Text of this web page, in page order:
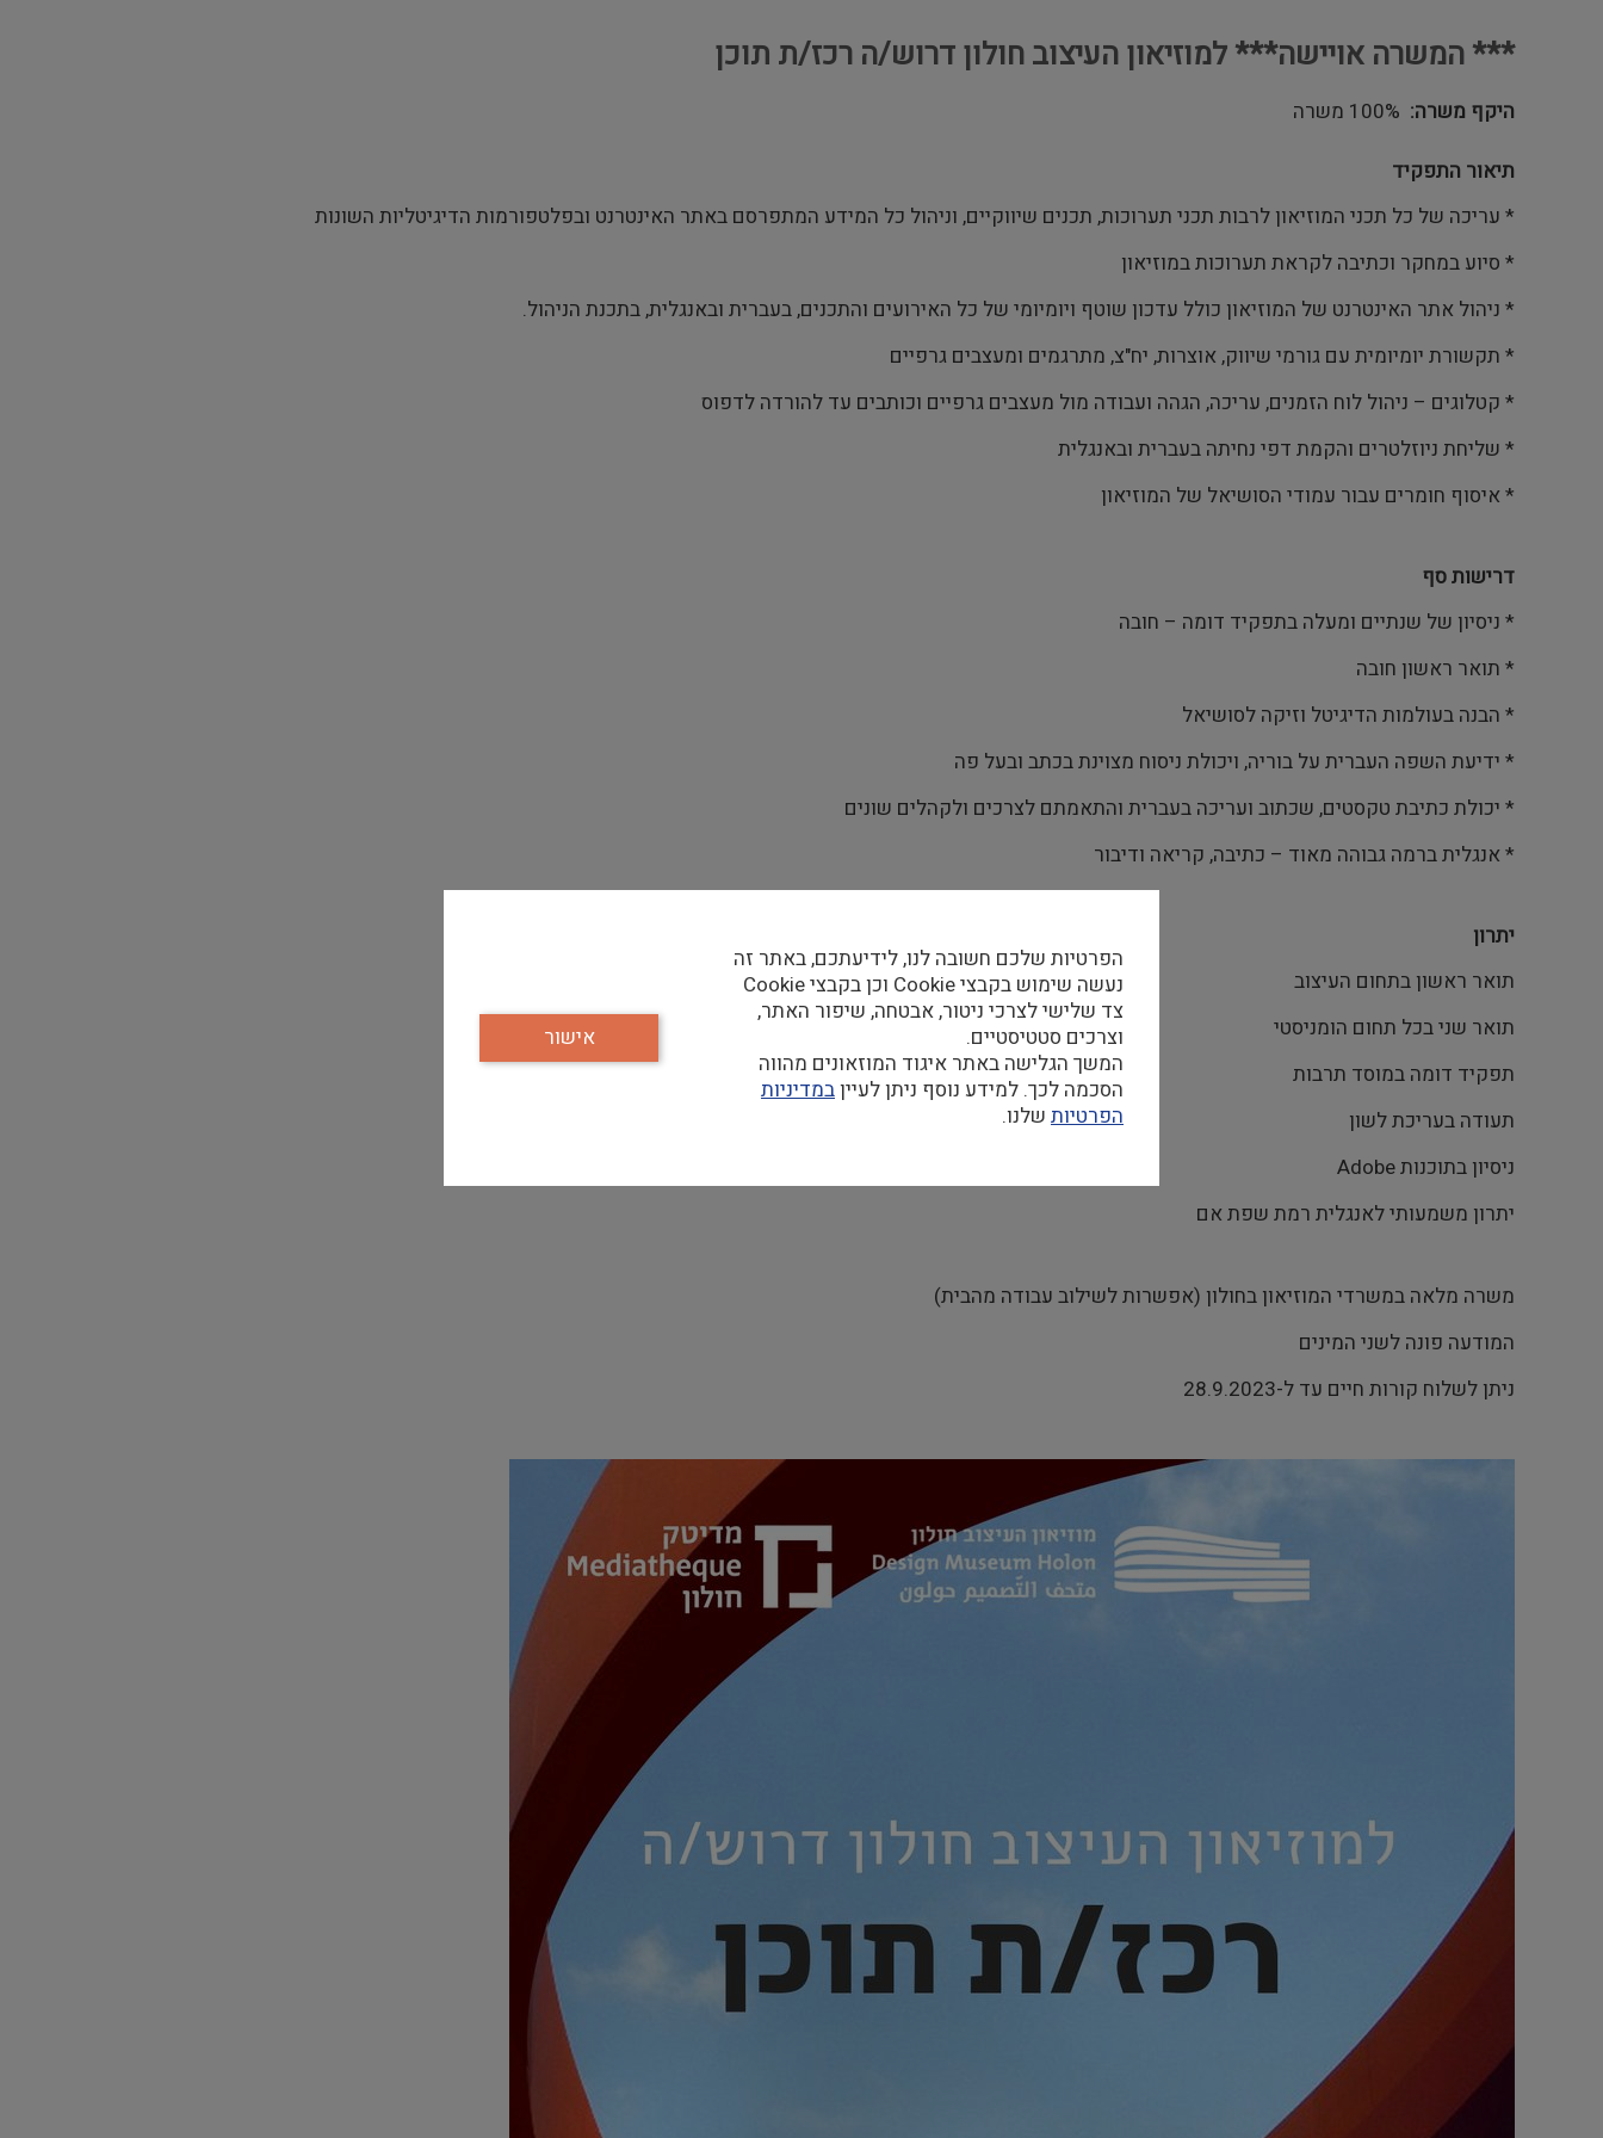
*** המשרה אויישה*** למוזיאון העיצוב חולון דרוש/ה רכז/ת תוכן
היקף משרה 100% משרה
תיאור התפקיד
* עריכה של כל תכני המוזיאון לרבות תכני תערוכות, תכנים שיווקיים, וניהול כל המידע המתפרסם באתר האינטרנט ובפלטפורמות הדיגיטליות השונות
* סיוע במחקר וכתיבה לקראת תערוכות במוזיאון
* ניהול אתר האינטרנט של המוזיאון כולל עדכון שוטף ויומיומי של כל האירועים והתכנים, בעברית ובאנגלית, בתכנת הניהול.
* תקשורת יומיומית עם גורמי שיווק, אוצרות, יח"צ, מתרגמים ומעצבים גרפיים
* קטלוגים – ניהול לוח הזמנים, עריכה, הגהה ועבודה מול מעצבים גרפיים וכותבים עד להורדה לדפוס
* שליחת ניוזלטרים והקמת דפי נחיתה בעברית ובאנגלית
* איסוף חומרים עבור עמודי הסושיאל של המוזיאון
דרישות סף
* ניסיון של שנתיים ומעלה בתפקיד דומה – חובה
* תואר ראשון חובה
* הבנה בעולמות הדיגיטל וזיקה לסושיאל
* ידיעת השפה העברית על בוריה, ויכולת ניסוח מצוינת בכתב ובעל פה
* יכולת כתיבת טקסטים, שכתוב ועריכה בעברית והתאמתם לצרכים ולקהלים שונים
* אנגלית ברמה גבוהה מאוד – כתיבה, קריאה ודיבור
יתרון
תואר ראשון בתחום העיצוב
תואר שני בכל תחום הומניסטי
תפקיד דומה במוסד תרבות
תעודה בעריכת לשון
ניסיון בתוכנות Adobe
יתרון משמעותי לאנגלית רמת שפת אם
משרה מלאה במשרדי המוזיאון בחולון (אפשרות לשילוב עבודה מהבית)
המודעה פונה לשני המינים
ניתן לשלוח קורות חיים עד ל-28.9.2023
הפרטיות שלכם חשובה לנו, לידיעתכם, באתר זה
נעשה שימוש בקבצי Cookie וכן בקבצי Cookie
צד שלישי לצרכי ניטור, אבטחה, שיפור האתר,
וצרכים סטטיסטיים.
המשך הגלישה באתר איגוד המוזאונים מהווה
הסכמה לכך. למידע נוסף ניתן לעייןבמדיניות
הפרטיות שלנו.
אישור